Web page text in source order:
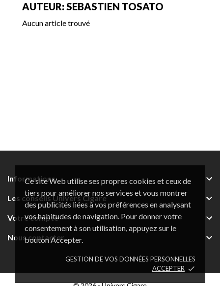
Ce site Web utilise ses propres cookies et ceux de
tiers pour améliorer nos services et vous montrer
des publicités liées à vos préférences en analysant
vos habitudes de navigation. Pour donner votre
consentement à son utilisation, appuyez sur le
bouton Accepter.
GESTION DE VOS DONNÉES PERSONNELLES
ACCEPTER done
AUTEUR: SEBASTIEN TOSATO
Aucun article trouvé
Informations 
Les conseils Univers Cigare 
Votre compte 
Nous contacter 